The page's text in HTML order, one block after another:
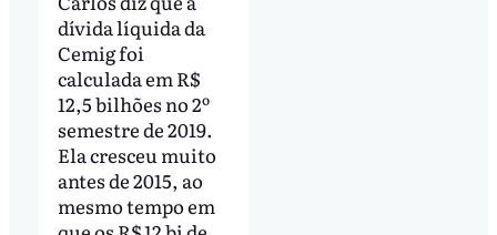
dívida líquida da
Cemig foi
calculada em R$
12,5 bilhões no 2º
semestre de 2019.
Ela cresceu muito
antes de 2015, ao
mesmo tempo em